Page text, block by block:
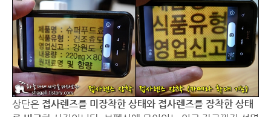
상단은 접사렌즈를 미장착한 상태와 접사렌즈를 장착한 상태